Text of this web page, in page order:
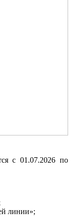
с 01.07.2026 по
линии»;